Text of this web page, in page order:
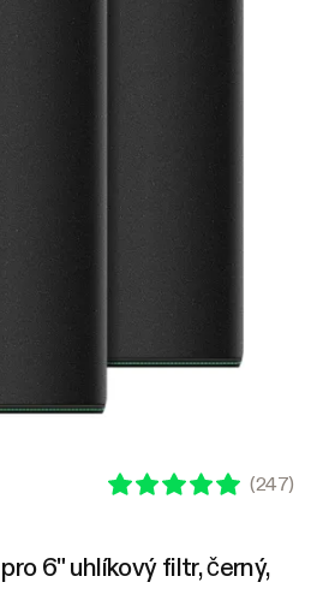
(247)
6" uhlíkový filtr, černý,